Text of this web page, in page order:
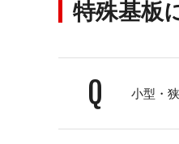
特殊基板
Q 小型・